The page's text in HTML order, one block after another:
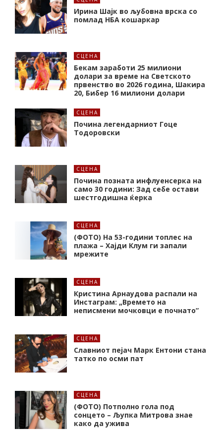
Ирина Шајк во љубовна врска со
помлад НБА кошаркар
СЦЕНА
Бекам заработи 25 милиони
долари за време на Светското
првенство во 2026 година, Шакира
20, Бибер 16 милиони долари
СЦЕНА
Почина легендарниот Гоце
Тодоровски
СЦЕНА
Почина позната инфлуенсерка на
само 30 години: Зад себе остави
шестгодишна ќерка
СЦЕНА
(ФОТО) На 53-години топлес на
плажа – Хајди Клум ги запали
мрежите
СЦЕНА
Кристина Арнаудова распали на
Инстаграм: „Времето на
неписмени мочковци е почнато”
СЦЕНА
Славниот пејач Марк Ентони стана
татко по осми пат
СЦЕНА
(ФОТО) Потполно гола под
сонцето – Љупка Митрова знае
како да ужива